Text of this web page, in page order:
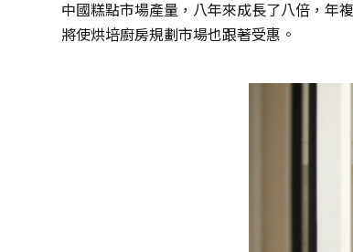
中國糕點市場產量，八年來成長了八倍，年
將使烘培廚房規劃市場也跟著受惠。